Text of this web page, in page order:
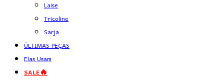
Laise
Tricoline
Sarja
ÚLTIMAS PEÇAS
Elas Usam
SALE🔥